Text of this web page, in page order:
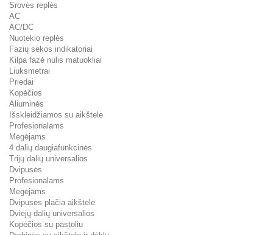
Srovės replės
AC
AC/DC
Nuotekio replės
Fazių sekos indikatoriai
Kilpa fazė nulis matuokliai
Liuksmetrai
Priedai
Kopėčios
Aliuminės
Išskleidžiamos su aikštele
Profesionalams
Mėgėjams
4 dalių daugiafunkcinės
Trijų dalių universalios
Dvipusės
Profesionalams
Mėgėjams
Dvipusės plačia aikštele
Dviejų dalių universalios
Kopėčios su pastoliu